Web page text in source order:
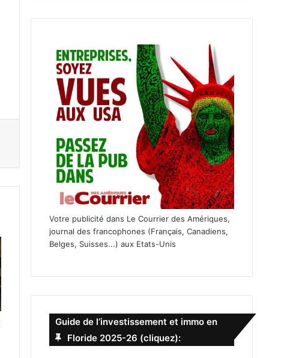
Votre publicité dans Le Courrier des Amériques,
journal des francophones (Français, Canadiens,
Belges, Suisses...) aux Etats-Unis
Guide de l’investissement et immo en
Floride 2025-26 (cliquez):